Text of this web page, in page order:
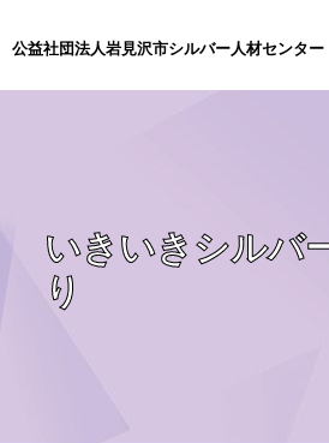
公益社団法人岩見沢市シルバー人材センター
いきいきシルバ
り